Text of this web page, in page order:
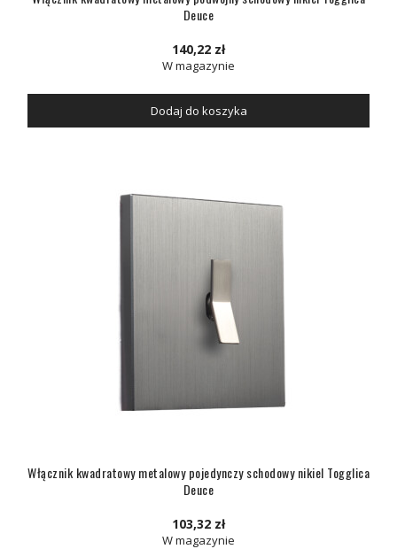
Deuce
140,22 zł
W magazynie
Dodaj do koszyka
Włącznik kwadratowy metalowy pojedynczy schodowy nikiel Togglica
Deuce
103,32 zł
W magazynie